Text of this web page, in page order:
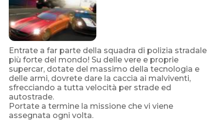
Entrate a far parte della squadra di polizia stradale
più forte del mondo! Su delle vere e proprie
supercar, dotate del massimo della tecnologia e
delle armi, dovrete dare la caccia ai malviventi,
sfrecciando a tutta velocità per strade ed
autostrade.
Portate a termine la missione che vi viene
assegnata ogni volta.